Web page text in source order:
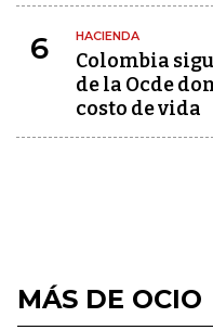
6 HACIENDA
Colombia
de la Ocde
costo de vida
MÁS DE OCIO